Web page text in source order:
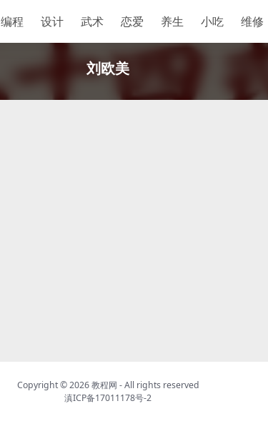
编程 设计 武术 恋爱 养生 小吃 维修
刘欧美
Copyright ©2026教程网 - All rights reserved
滇ICP备17011178号-2